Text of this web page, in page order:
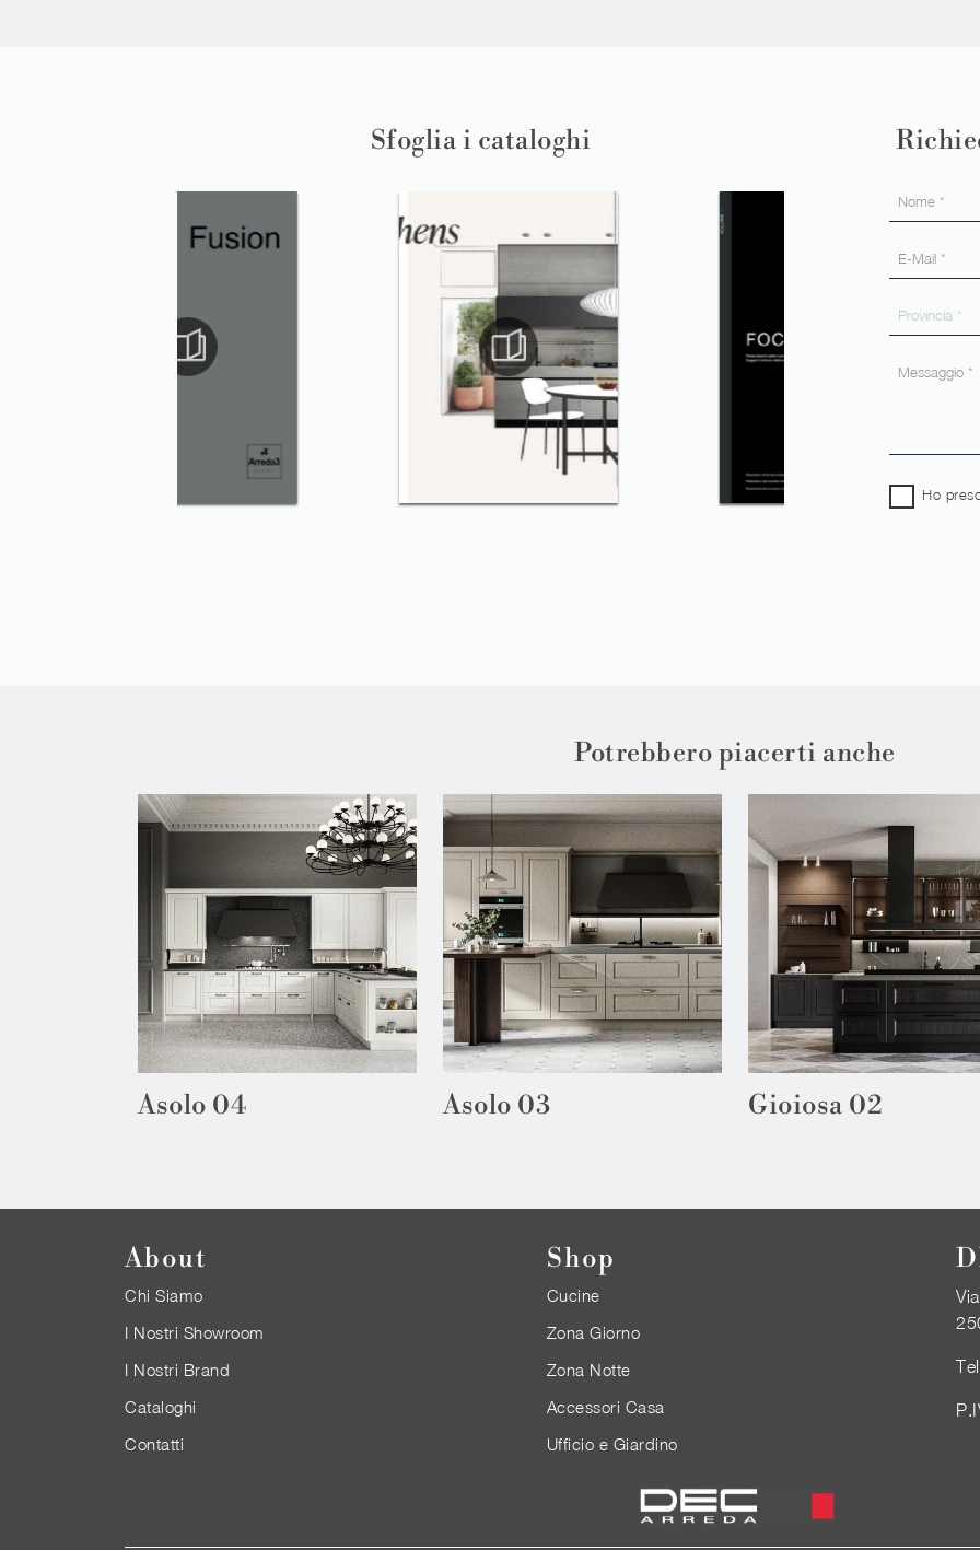
Sfoglia i cataloghi
Ho
Potrebbero piacerti anche
Asolo 04 Asolo 03 Gioiosa 02
About
Chi Siamo
I Nostri Showroom
I Nostri Brand
Cataloghi
Contatti
Shop
Cucine
Zona Giorno
Zona Notte
Accessori Casa
Ufficio e Giardino